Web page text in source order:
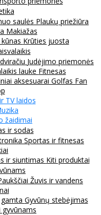
saulės Plaukų priežiūra
Makiažas
Krūties juosta
Judėjimo priemonės
lauke Fitnesas
aksesuarai Golfas Fan
TV laidos
žaidimai
ir sodas
Sportas ir fitnesas
ir siuntimas Kiti produktai
Žuvis ir vandens
Gyvūnų stebėjimas
gyvūnams